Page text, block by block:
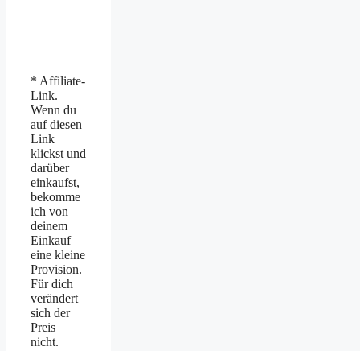
* Affiliate-
Link.
Wenn du
auf diesen
Link
klickst und
darüber
einkaufst,
bekomme
ich von
deinem
Einkauf
eine kleine
Provision.
Für dich
verändert
sich der
Preis
nicht.